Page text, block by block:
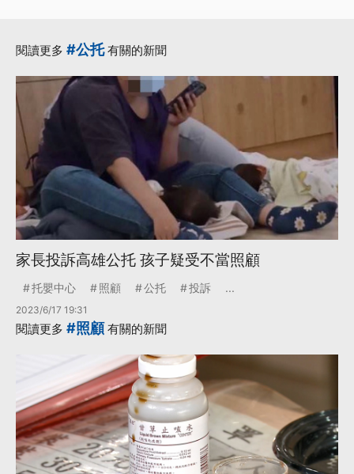
閱讀更多 #公托有關的新聞
家長投訴高雄公托 孩子疑受不當照顧
托嬰中心 照顧 公托 投訴 ...
2023/6/17 19:31
閱讀更多 #照顧有關的新聞